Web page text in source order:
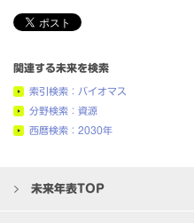
関連する未来を検索
索引検索：バイオマス
分野検索：資源
西暦検索：2030年
未来年表TOP